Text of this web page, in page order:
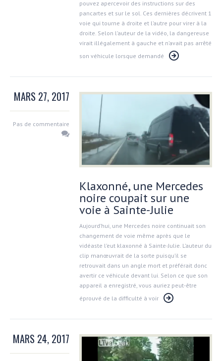
pouvez apercevoir des instructions sur des
pancartes et sur le sol. Ces dernières décrivent 1
voie qui tourne à droite et l’autre pour virer à la
droite. Selon l’auteur de la vidéo, la dangereuse
virait illégalement à gauche et n’avait pas arrêté
son véhicule lorsque demandé
MARS 27, 2017
Pas de commentaire
Klaxonné, une Mercedes
noire coupait sur une
voie à Sainte-Julie
Aujourd’hui, une Mercedes noire continuait son
changement de voie même après que le
vidéaste l’eut klaxonné à Sainte-Julie. L’auteur du
clip manœuvrait de la sorte puisqu’il se
retrouvait dans un angle mort et préférait donc
avertir ce véhicule devant lui. Selon ce que son
appareil a enregistré, vous auriez peut-être
éprouvé de la difficulté à voir
MARS 24, 2017